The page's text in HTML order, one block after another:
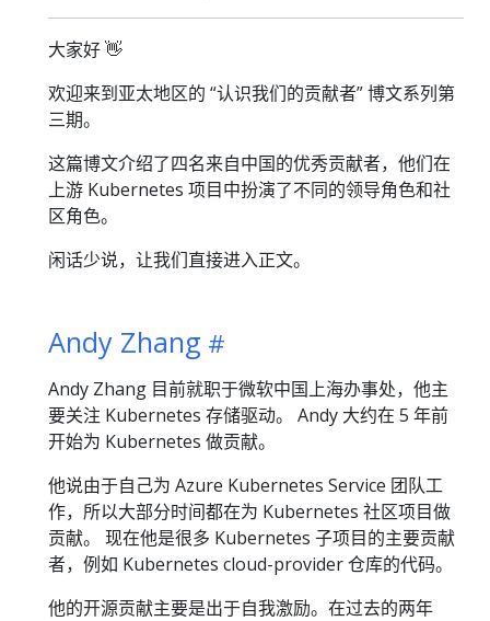
大家好 👋
欢迎来到亚太地区的 “认识我们的贡献者” 博文系列第
三期。
这篇博文介绍了四名来自中国的优秀贡献者，他们在
上游 Kubernetes 项目中扮演了不同的领导角色和社
区角色。
闲话少说，让我们直接进入正文。
Andy Zhang
Andy Zhang 目前就职于微软中国上海办事处，他主
要关注 Kubernetes 存储驱动。 Andy 大约在 5 年前
开始为 Kubernetes 做贡献。
他说由于自己为 Azure Kubernetes Service 团队工
作，所以大部分时间都在为 Kubernetes 社区项目做
贡献。 现在他是很多 Kubernetes 子项目的主要贡献
者，例如 Kubernetes cloud-provider 仓库的代码。
他的开源贡献主要是出于自我激励。在过去的两年